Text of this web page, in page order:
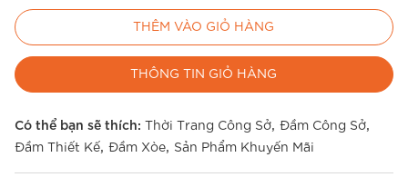
Điều kiện
THÊM VÀO GIỎ HÀNG
THÔNG TIN GIỎ HÀNG
Có thể bạn sẽ thích: Thời Trang Công Sở, Đầm Công Sở,
Đầm Thiết Kế, Đầm Xòe, Sản Phẩm Khuyến Mãi